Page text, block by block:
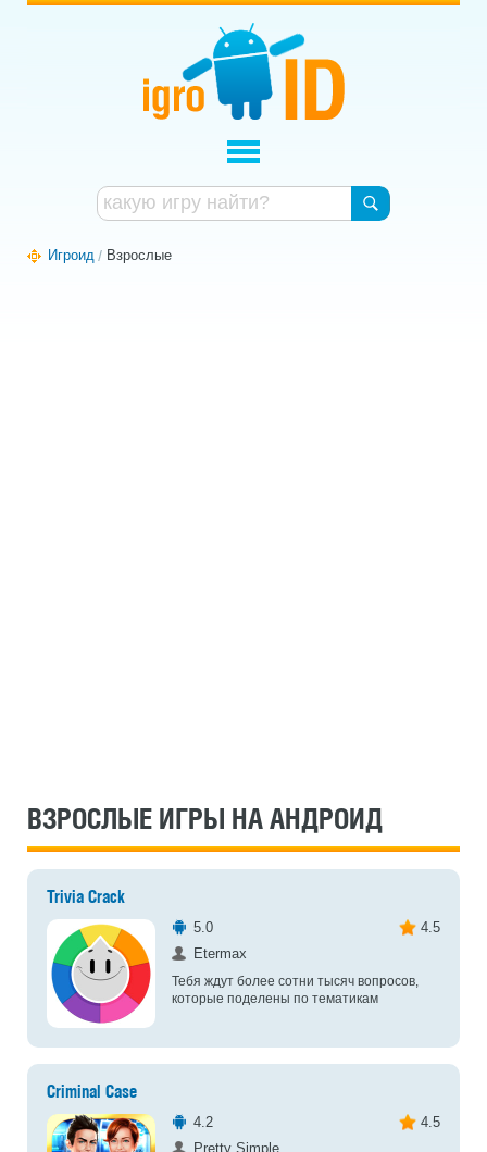
Игроид Взрослые
ВЗРОСЛЫЕ ИГРЫ НА АНДРОИД
Trivia Crack
5.0
4.5
Etermax
Тебя ждут более сотни тысяч вопросов,
которые поделены по тематикам
Criminal Case
4.2
4.5
Pretty Simple